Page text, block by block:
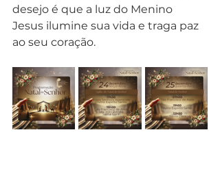
desejo é que a luz do Menino
Jesus ilumine sua vida e traga paz
ao seu coração.